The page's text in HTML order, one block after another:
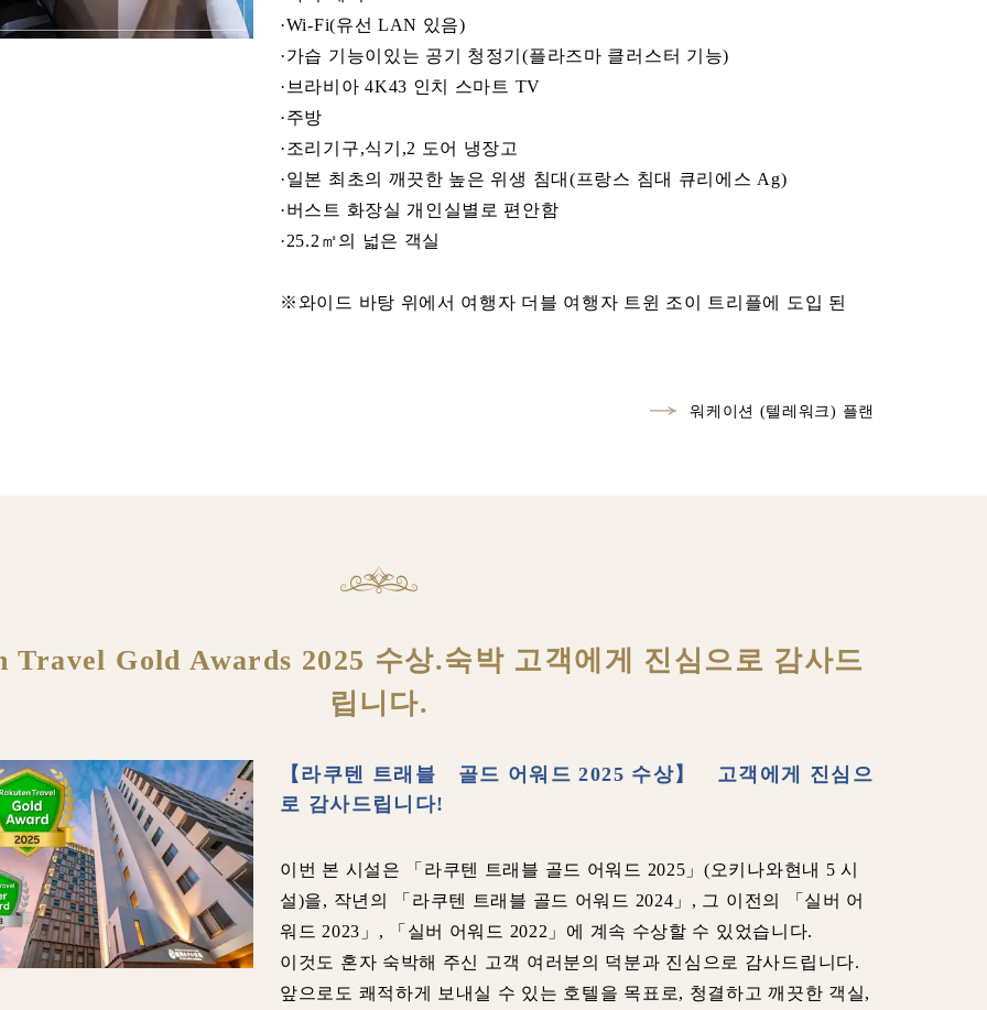
·Wi-Fi(유선 LAN 있음)
·가습 기능이있는 공기 청정기(플라즈마 클러스터 기능)
·브라비아 4K43 인치 스마트 TV
·주방
·조리기구,식기,2 도어 냉장고
·일본 최초의 깨끗한 높은 위생 침대(프랑스 침대 큐리에스 Ag)
·버스트 화장실 개인실별로 편안함
·25.2㎡의 넓은 객실
※와이드 바탕 위에서 여행자 더블 여행자 트윈 조이 트리플에 도입 된
워케이션 (텔레워크) 플랜
Travel Gold Awards 2025 수상.숙박 고객에게 진심으로 감사드
립니다.
【라쿠텐 트래블 골드 어워드 2025 수상】 고객에게 진심으
로 감사드립니다!
이번 본 시설은 「라쿠텐 트래블 골드 어워드 2025」(오키나와현내 5 시
설)을, 작년의 「라쿠텐 트래블 골드 어워드 2024」, 그 이전의 「실버 어
워드 2023」, 「실버 어워드 2022」에 계속 수상할 수 있었습니다.
이것도 혼자 숙박해 주신 고객 여러분의 덕분과 진심으로 감사드립니다.
앞으로도 쾌적하게 보내실 수 있는 호텔을 목표로, 청결하고 깨끗한 객실,